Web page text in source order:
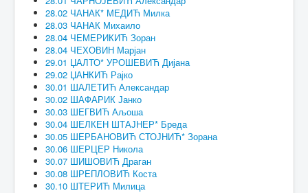
28.02 ЧАНАК* МЕДИЋ Милка
28.03 ЧАНАК Михаило
28.04 ЧЕМЕРИКИЋ Зоран
28.04 ЧЕХОВИН Марјан
29.01 ЏАЛТО* УРОШЕВИЋ Дијана
29.02 ЏАНКИЋ Рајко
30.01 ШАЛЕТИЋ Александар
30.02 ШАФАРИК Јанко
30.03 ШЕГВИЋ Аљоша
30.04 ШЕЛКЕН ШТАЈНЕР* Бреда
30.05 ШЕРБАНОВИЋ СТОЈНИЋ* Зорана
30.06 ШЕРЦЕР Никола
30.07 ШИШОВИЋ Драган
30.08 ШРЕПЛОВИЋ Коста
30.10 ШТЕРИЋ Милица